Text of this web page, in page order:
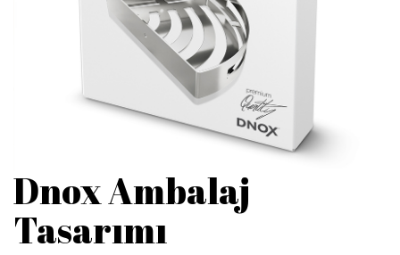
Dnox Ambalaj
Tasarımı